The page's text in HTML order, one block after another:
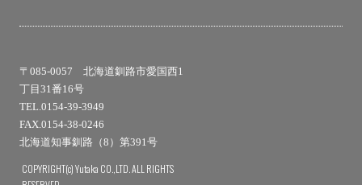
〒085-0057 北海道釧路市愛国西1
丁目31番16号
TEL.0154-39-3949
FAX.0154-38-0246
北海道知事釧路（8）第391号
COPYRIGHT(c) Yutaka CO.,LTD. ALL RIGHTS